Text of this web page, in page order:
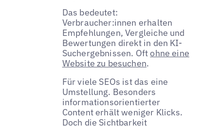
Das bedeutet:
Verbraucher:innen erhalten
Empfehlungen, Vergleiche und
Bewertungen direkt in den KI-
Suchergebnissen. Oft ohne eine
Website zu besuchen.
Für viele SEOs ist das eine
Umstellung. Besonders
informationsorientierter
Content erhält weniger Klicks.
Doch die Sichtbarkeit